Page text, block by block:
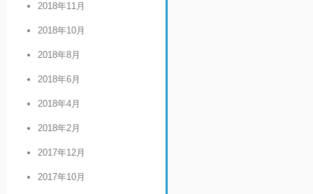
2018年11月
2018年10月
2018年8月
2018年6月
2018年4月
2018年2月
2017年12月
2017年10月